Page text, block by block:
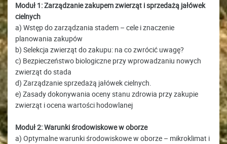
Moduł 1: Zarządzanie zakupem zwierząt i sprzedażą jałówek
cielnych
a) Wstęp do zarządzania stadem – cele i znaczenie
planowania zakupów
b) Selekcja zwierząt do zakupu: na co zwrócić uwagę?
c) Bezpieczeństwo biologiczne przy wprowadzaniu nowych
zwierząt do stada
d) Zarządzanie sprzedażą jałówek cielnych.
e) Zasady dokonywania oceny stanu zdrowia przy zakupie
zwierząt i ocena wartości hodowlanej
Moduł 2: Warunki środowiskowe w oborze
a) Optymalne warunki środowiskowe w oborze – mikroklimat i